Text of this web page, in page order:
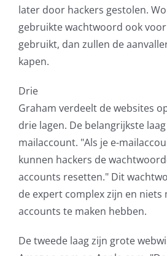
WordPress SLA Contract
Contact
later door hackers gestolen.
gebruikte wachtwoord ook
gebruikt, dan zullen de
kapen.
Drie
Graham verdeelt de websites
drie lagen. De belangrijkste
mailaccount. "Als je e-
kunnen hackers de
accounts resetten." Dit
de expert complex zijn en niets
accounts te maken hebben.
De tweede laag zijn grote